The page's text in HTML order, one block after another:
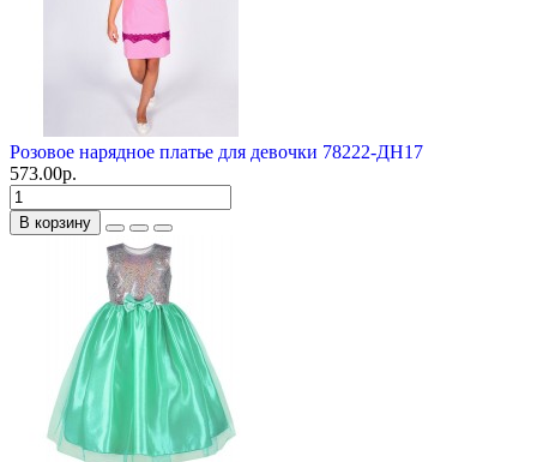
Розовое нарядное платье для девочки 78222-ДН17
573.00р.
В корзину